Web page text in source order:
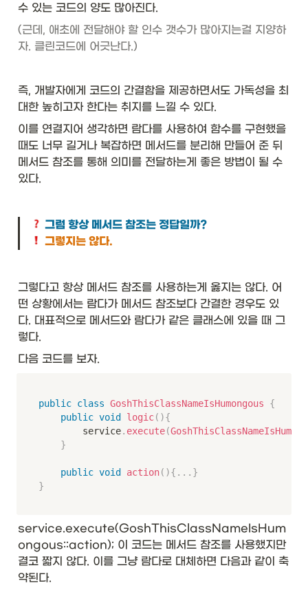
수 있는 코드의 양도 많아진다.
(근데, 애초에 전달해야 할 인수 갯수가 많아지는걸 지양하
자. 클린코드에 어긋난다.)
즉, 개발자에게 코드의 간결함을 제공하면서도 가독성을 최
대한 높히고자 한다는 취지를 느낄 수 있다.
이를 연결지어 생각하면 람다를 사용하여 함수를 구현했을
때도 너무 길거나 복잡하면 메서드를 분리해 만들어 준 뒤
메서드 참조를 통해 의미를 전달하는게 좋은 방법이 될 수
있다.
그럼 항상 메서드 참조는 정답일까?
그렇지는 않다.
그렇다고 항상 메서드 참조를 사용하는게 옳지는 않다. 어
떤 상황에서는 람다가 메서드 참조보다 간결한 경우도 있
다. 대표적으로 메서드와 람다가 같은 클래스에 있을 때 그
렇다.
다음 코드를 보자.
public class GoshThisClassNameIsHumongous
{
public void logic( ){
				service
. execute(
}
public void action( ){ . . . }
}
service.execute(GoshThisClassNameIsHum
ongous::action); 이 코드는 메서드 참조를 사용했지만
결코 짧지 않다. 이를 그냥 람다로 대체하면 다음과 같이 축
약된다.